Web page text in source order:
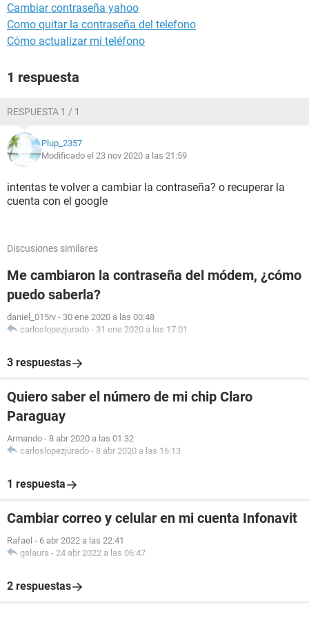
Cambiar contraseña yahoo
Como quitar la contraseña del telefono
Cómo actualizar mi teléfono
1 respuesta
RESPUESTA 1 / 1
Plup_2357
Modificado el 23 nov 2020 a las 21:59
intentas te volver a cambiar la contraseña? o recuperar la
cuenta con el google
Discusiones similares
Me cambiaron la contraseña del módem, ¿cómo
puedo saberla?
daniel_015rv - 30 ene 2020 a las 00:48
carloslopezjurado - 31 ene 2020 a las 17:01
3 respuestas
Quiero saber el número de mi chip Claro
Paraguay
Armando - 8 abr 2020 a las 01:32
carloslopezjurado - 8 abr 2020 a las 16:13
1 respuesta
Cambiar correo y celular en mi cuenta Infonavit
Rafael - 6 abr 2022 a las 22:41
gslaura - 24 abr 2022 a las 06:47
2 respuestas